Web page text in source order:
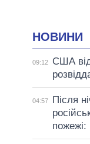
НОВИНИ
09:12
США
04:57
Після